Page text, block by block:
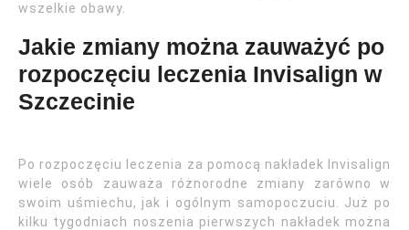
wszelkie obawy.
Jakie zmiany można zauważyć po
rozpoczęciu leczenia Invisalign w
Szczecinie
Po rozpoczęciu leczenia za pomocą nakładek Invisalign
wiele osób zauważa różnorodne zmiany zarówno w
swoim uśmiechu, jak i ogólnym samopoczuciu. Już po
kilku tygodniach noszenia pierwszych nakładek można